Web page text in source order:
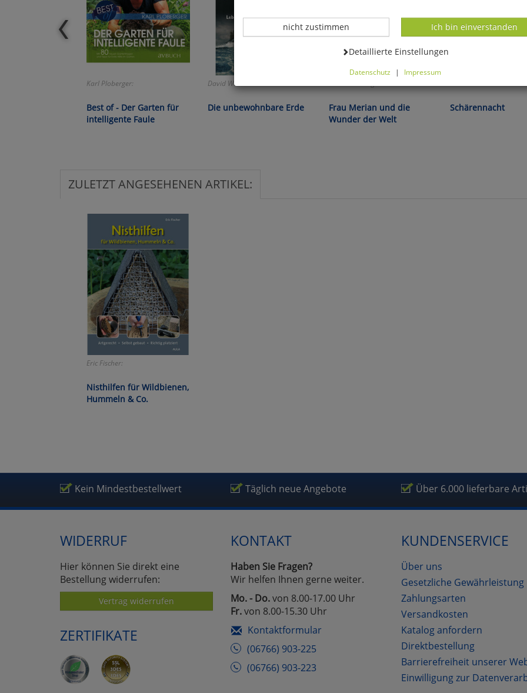
Karl Ploberger:
Best of - Der Garten für
intelligente Faule
David Wallace-Wells:
Die unbewohnbare Erde
Frau Merian und die
Wunder der Welt
Schärennacht
ZULETZT ANGESEHENEN ARTIKEL:
Eric Fischer:
Nisthilfen für Wildbienen,
Hummeln & Co.
Kein Mindestbestellwert Täglich neue Angebote Über 6.000 lieferbare
WIDERRUF
Hier können Sie direkt eine
Bestellung widerrufen:
Vertrag widerrufen
ZERTIFIKATE
KONTAKT
Haben Sie Fragen?
Wir helfen Ihnen gerne weiter.
Mo. - Do.von 8.00-17.00 Uhr
Fr.von 8.00-15.30 Uhr
Kontaktformular
(06766) 903-225
(06766) 903-223
KUNDENSERVICE
Über uns
Gesetzliche Gewährleistung
Zahlungsarten
Versandkosten
Katalog anfordern
Direktbestellung
Barrierefreiheit unserer
Einwilligung zur
Datenverarbeitung -
Ich bin einverstanden
Datenverarbeitung -
nicht zustimmen
Datenverarbeitung -
Detaillierte Einstellungen
Datenschutz | Impressum
Cookies ablehnen, wird Ihr Besuch nur mit zwingend notwendigen
fortgeführt. Bitte beachten Sie, dass auf Basis Ihrer Einstellungen
nicht mehr alle Funktionalitäten der Seite zur Verfügung stehen.